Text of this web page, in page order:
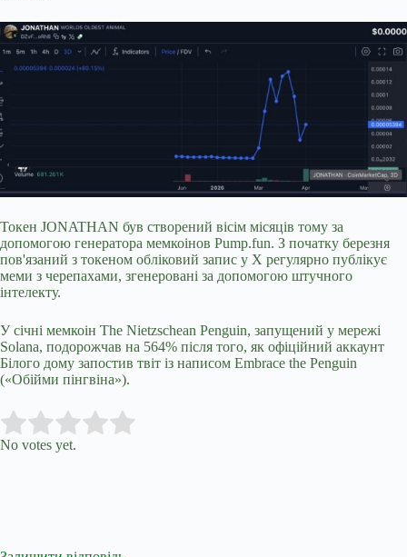
Токен JONATHAN був створений вісім місяців тому за
допомогою генератора мемкоінов Pump.fun. З початку березня
пов'язаний з токеном обліковий запис у X регулярно публікує
меми з черепахами, згенеровані за допомогою штучного
інтелекту.
У січні мемкоін The Nietzschean Penguin, запущений у мережі
Solana, подорожчав на 564% після того, як офіційний аккаунт
Білого дому запостив твіт із написом Embrace the Penguin
(«Обійми пінгвіна»).
Rate this item:
No votes yet.